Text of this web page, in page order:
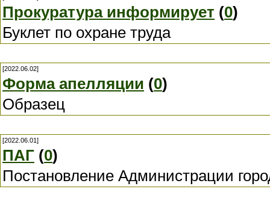
Прокуратура информирует (0)
Буклет по охране труда
[2022.06.02]
Форма апелляции (0)
Образец
[2022.06.01]
ПАГ (0)
Постановление Администрации